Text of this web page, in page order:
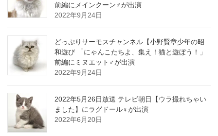
前編にメインクーン♂が出演
2022年9月24日
どっぷりサーモスチャンネル【小野賢章少年の昭
和遊び 「にゃんこたちよ、集え！猫と遊ぼう！」
前編にミヌエット♂が出演
2022年9月24日
2022年5月26日放送 テレビ朝日【ウラ撮れちゃい
ました】にラグドール♀が出演
2022年6月20日